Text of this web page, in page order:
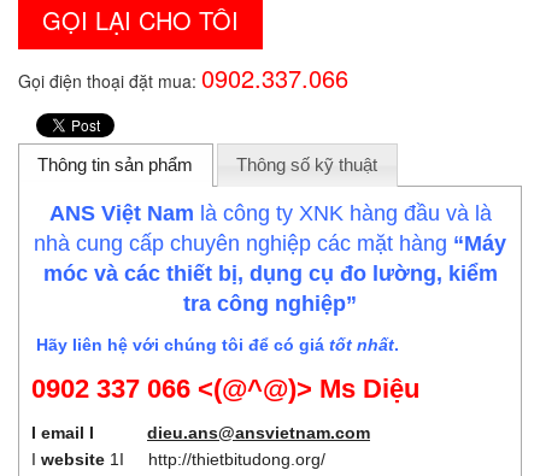
GỌI LẠI CHO TÔI
Gọi điện thoại đặt mua: 0902.337.066
Thông tin sản phẩm Thông số kỹ thuật
ANS Việt Nam là công ty XNK hàng đầu và là
nhà cung cấp chuyên nghiệp các mặt hàng “Máy
móc và các thiết bị, dụng cụ đo lường, kiểm
tra công nghiệp”
Hãy liên hệ với chúng tôi để có giá tốt nhất.
0902 337 066 <(@^@)> Ms Diệu
I email I dieu.ans@ansvietnam.com
I website 1I http://thietbitudong.org/